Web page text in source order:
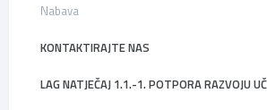
Nabava
KONTAKTIRAJTE NAS
LAG NATJEČAJ 1.1.-1. POTPORA RAZVOJU